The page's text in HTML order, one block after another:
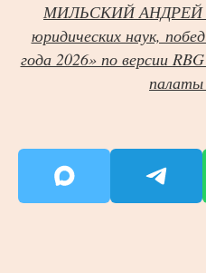
МИЛЬСКИЙ АНДРЕЙ
юридических наук,
года 2026» по версии
палаты